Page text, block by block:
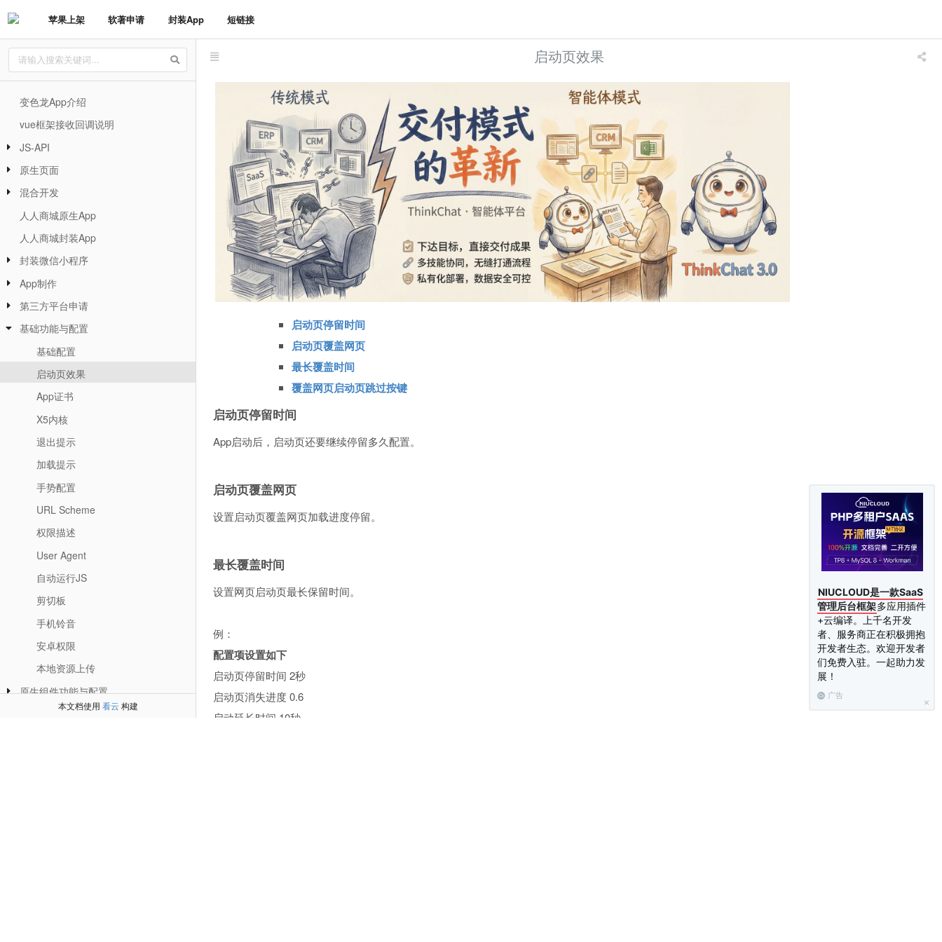
NIUCLOUD是一款SaaS
管理后台框架多应用插件
+云编译。上千名开发
者、服务商正在积极拥抱
开发者生态。欢迎开发者
们免费入驻。一起助力发
展！
广告
苹果上架 软著申请 封装App 短链接
变色龙App介绍
vue框架接收回调说明
JS-API
原生页面
混合开发
人人商城原生App
人人商城封装App
封装微信小程序
App制作
第三方平台申请
基础功能与配置
基础配置
启动页效果
App证书
X5内核
退出提示
加载提示
手势配置
URL Scheme
权限描述
User Agent
自动运行JS
剪切板
手机铃音
安卓权限
本地资源上传
原生组件功能与配置
第三方平台配置
本文档使用 看云 构建
启动页效果
启动页停留时间
启动页覆盖网页
最长覆盖时间
覆盖网页启动页跳过按键
启动页停留时间
App启动后，启动页还要继续停留多久配置。
启动页覆盖网页
设置启动页覆盖网页加载进度停留。
最长覆盖时间
设置网页启动页最长保留时间。
例：
配置项设置如下
启动页停留时间 2秒
启动页消失进度 0.6
启动延长时间 10秒